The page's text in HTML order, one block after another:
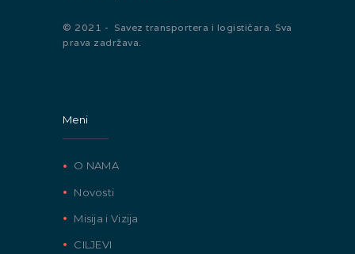
© 2021 - Savez transportera i logističara. Sva
prava zadržava.
Meni
O NAMA
Novosti
Misija i Vizija
CILJEVI